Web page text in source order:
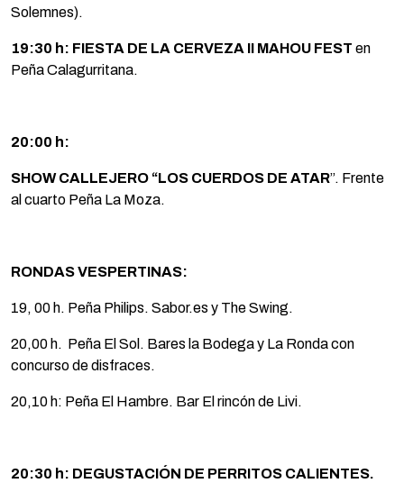
Solemnes).
19:30 h: FIESTA DE LA CERVEZA II MAHOU FEST en
Peña Calagurritana.
20:00 h:
SHOW CALLEJERO “LOS CUERDOS DE ATAR”. Frente
al cuarto Peña La Moza.
RONDAS VESPERTINAS:
19, 00 h. Peña Philips. Sabor.es y The Swing.
20,00 h. Peña El Sol. Bares la Bodega y La Ronda con
concurso de disfraces.
20,10 h: Peña El Hambre. Bar El rincón de Livi.
20:30 h: DEGUSTACIÓN DE PERRITOS CALIENTES.